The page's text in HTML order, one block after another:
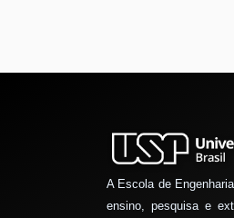
A Escola de
ensino, pesquisa e